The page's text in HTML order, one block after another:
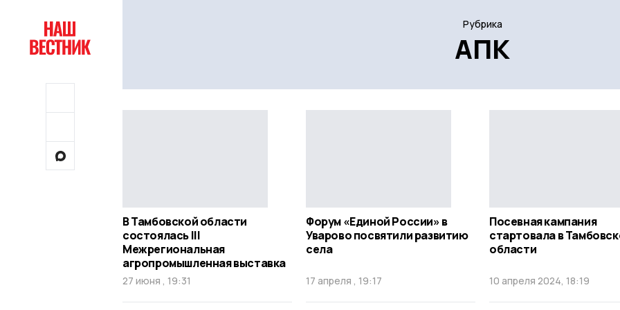
Рубрика
АПК
В Тамбовской области
состоялась III
Межрегиональная
агропромышленная выставка
27 июня , 19:31
Форум «Единой России» в
Уварово посвятили развитию
села
17 апреля , 19:17
Посевная кампания
стартовала в
области
10 апреля 2024, 18:19